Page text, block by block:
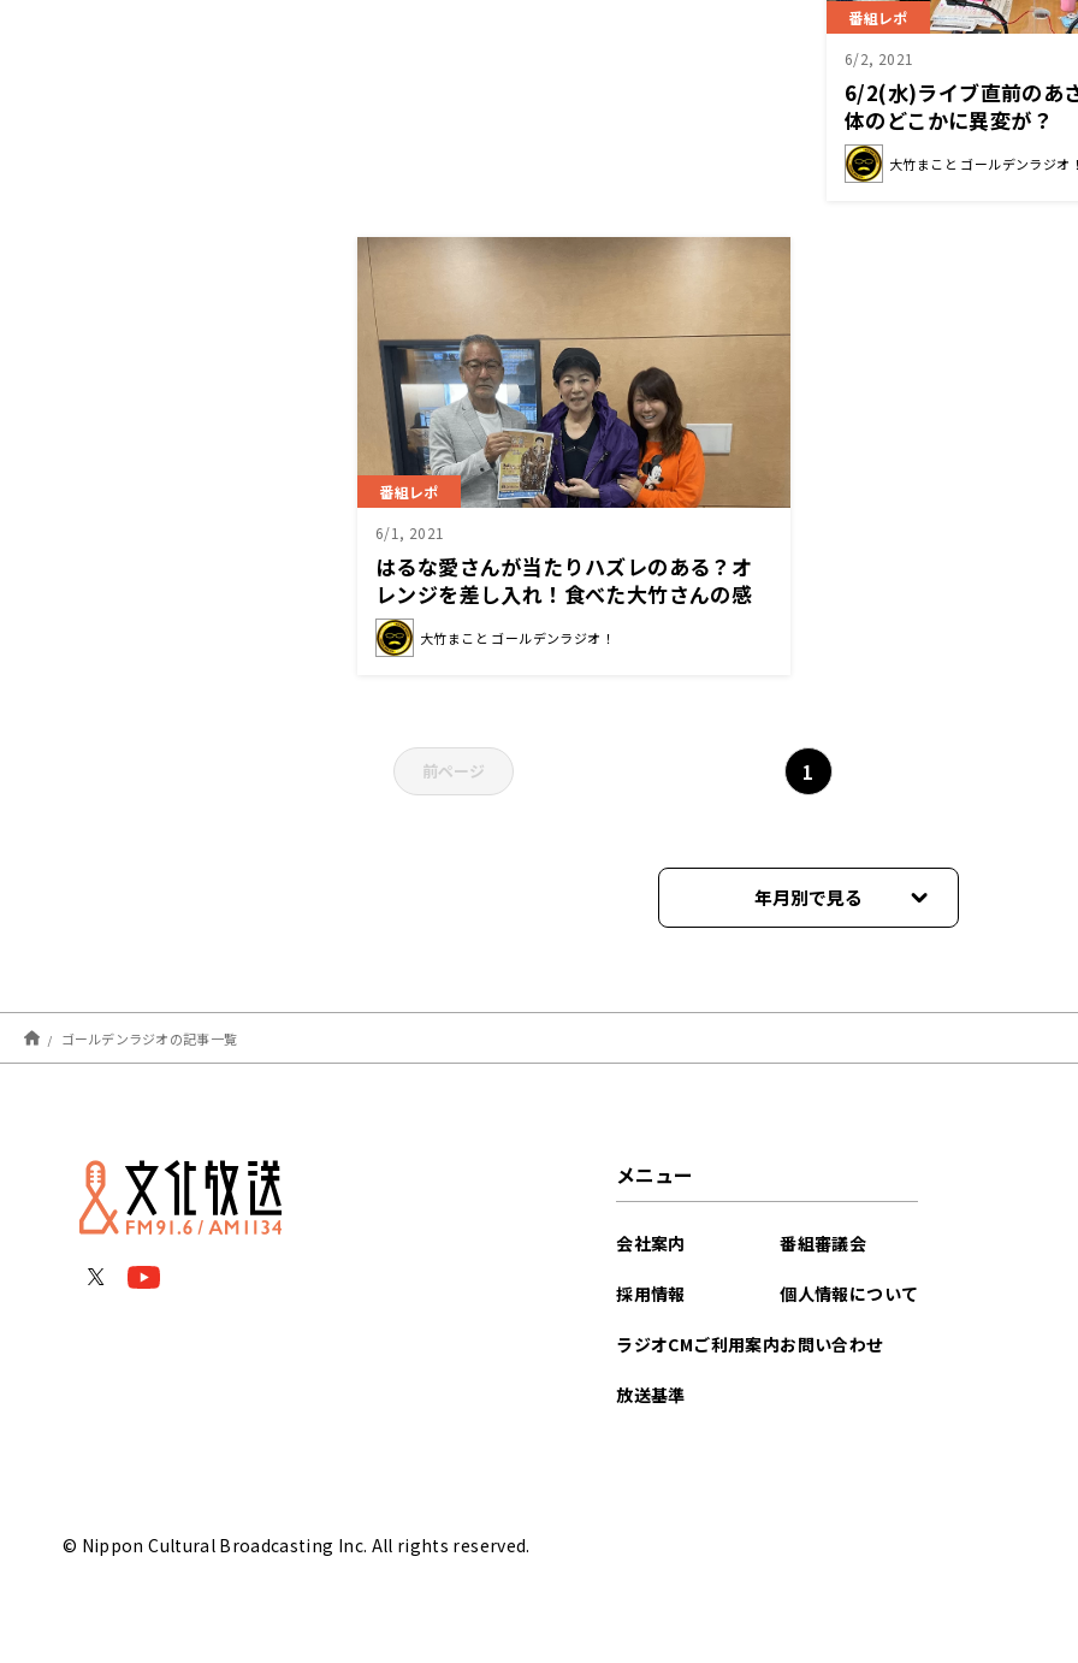
番組レポ
6/2, 2021
6/2(水)ライブ直前のあ
体のどこかに異変が？
大竹まこと ゴールデンラジオ
番組レポ
6/1, 2021
はるな愛さんが当たりハズレのある？オ
レンジを差し入れ！食べた大竹さんの感
想は…？
大竹まこと ゴールデンラジオ！
前ページ 1
年月別で見る
2026年04月
2026年03月
ゴールデンラジオの記事一覧
メニュー
会社案内
採用情報
ラジオCMご利用案内
放送基準
番組審議会
個人情報について
お問い合わせ
© Nippon Cultural Broadcasting Inc. All rights reserved.